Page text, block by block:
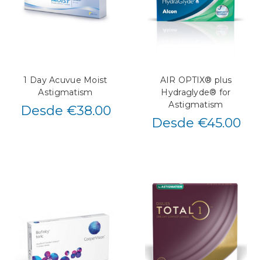
1 Day Acuvue Moist
Astigmatism
Desde €38.00
AIR OPTIX® plus
Hydraglyde® for
Astigmatism
Desde €45.00